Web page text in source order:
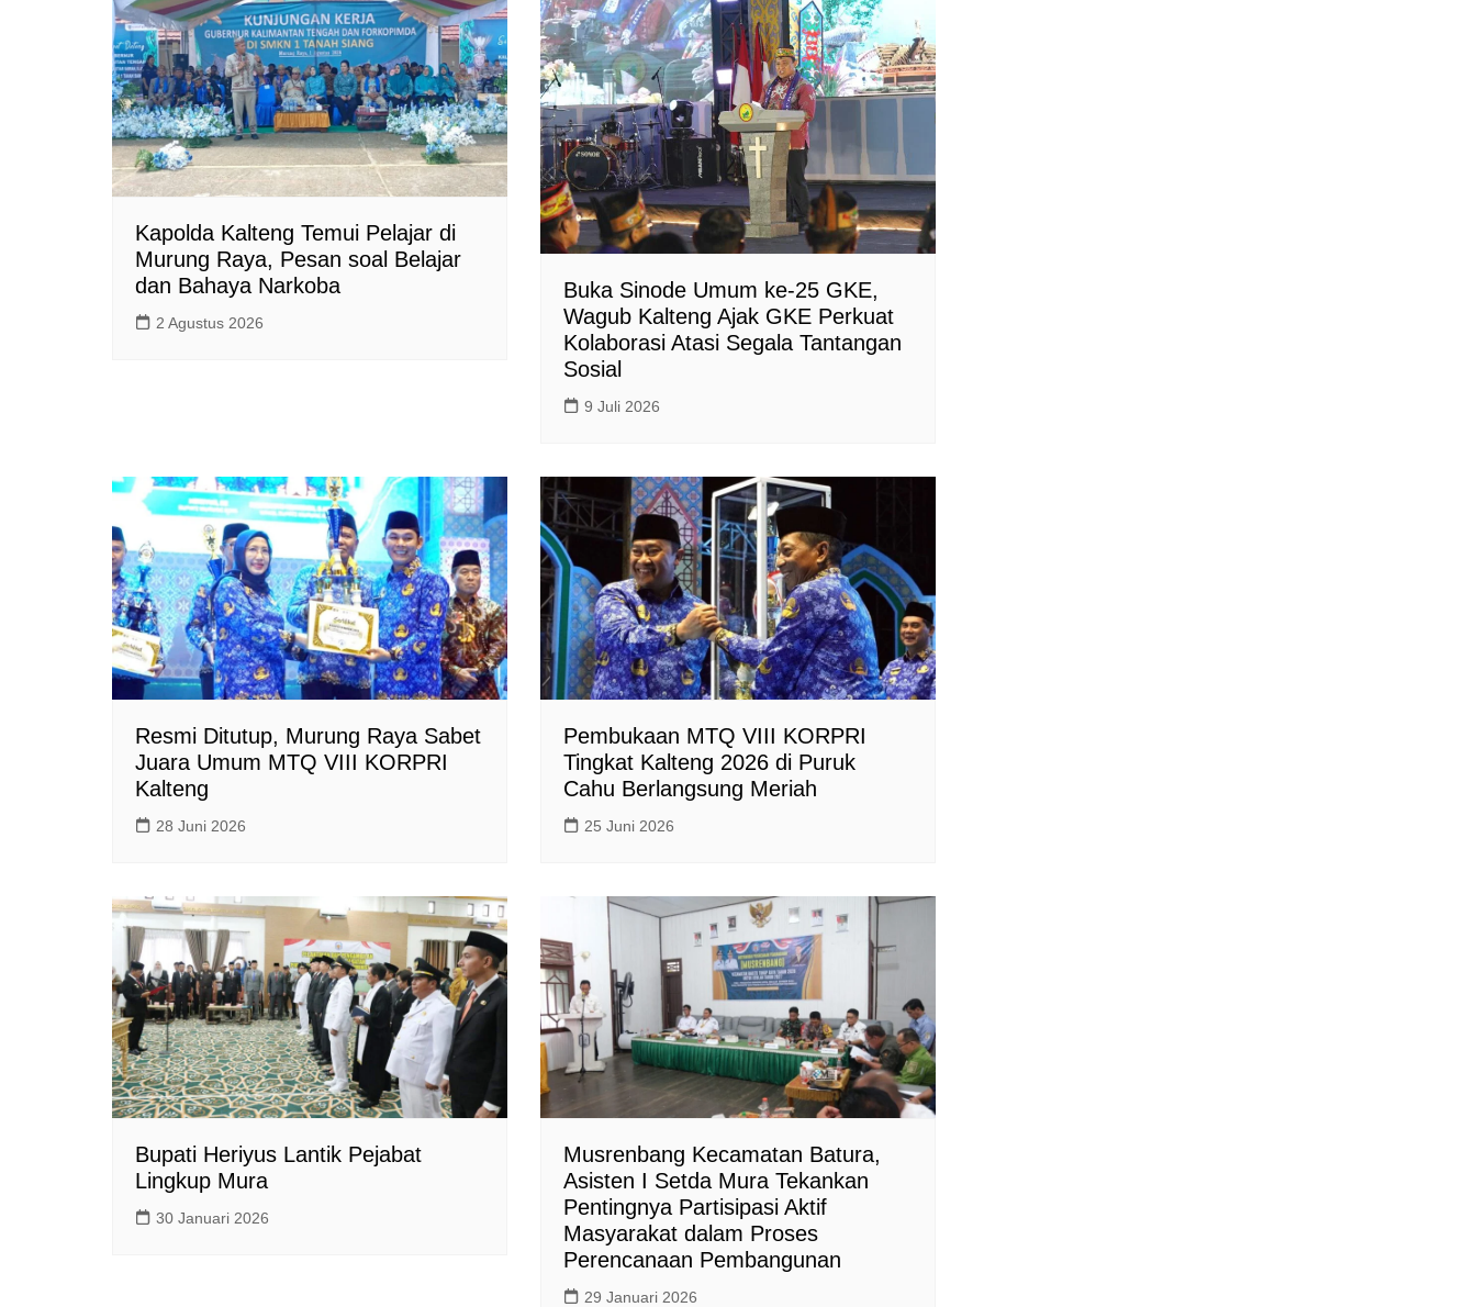
p
k
k
Kapolda Kalteng Temui Pelajar di
Murung Raya, Pesan soal Belajar
dan Bahaya Narkoba
2 Agustus 2026
Buka Sinode Umum ke-25 GKE,
Wagub Kalteng Ajak GKE Perkuat
Kolaborasi Atasi Segala Tantangan
Sosial
9 Juli 2026
Resmi Ditutup, Murung Raya Sabet
Juara Umum MTQ VIII KORPRI
Kalteng
28 Juni 2026
Pembukaan MTQ VIII KORPRI
Tingkat Kalteng 2026 di Puruk
Cahu Berlangsung Meriah
25 Juni 2026
Bupati Heriyus Lantik Pejabat
Lingkup Mura
30 Januari 2026
Musrenbang Kecamatan Batura,
Asisten I Setda Mura Tekankan
Pentingnya Partisipasi Aktif
Masyarakat dalam Proses
Perencanaan Pembangunan
29 Januari 2026